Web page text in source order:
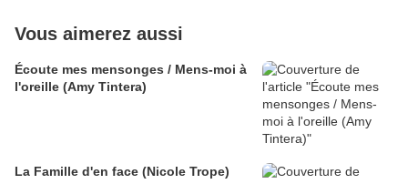
Vous aimerez aussi
Écoute mes mensonges / Mens-moi à
l'oreille (Amy Tintera)
La Famille d'en face (Nicole Trope)